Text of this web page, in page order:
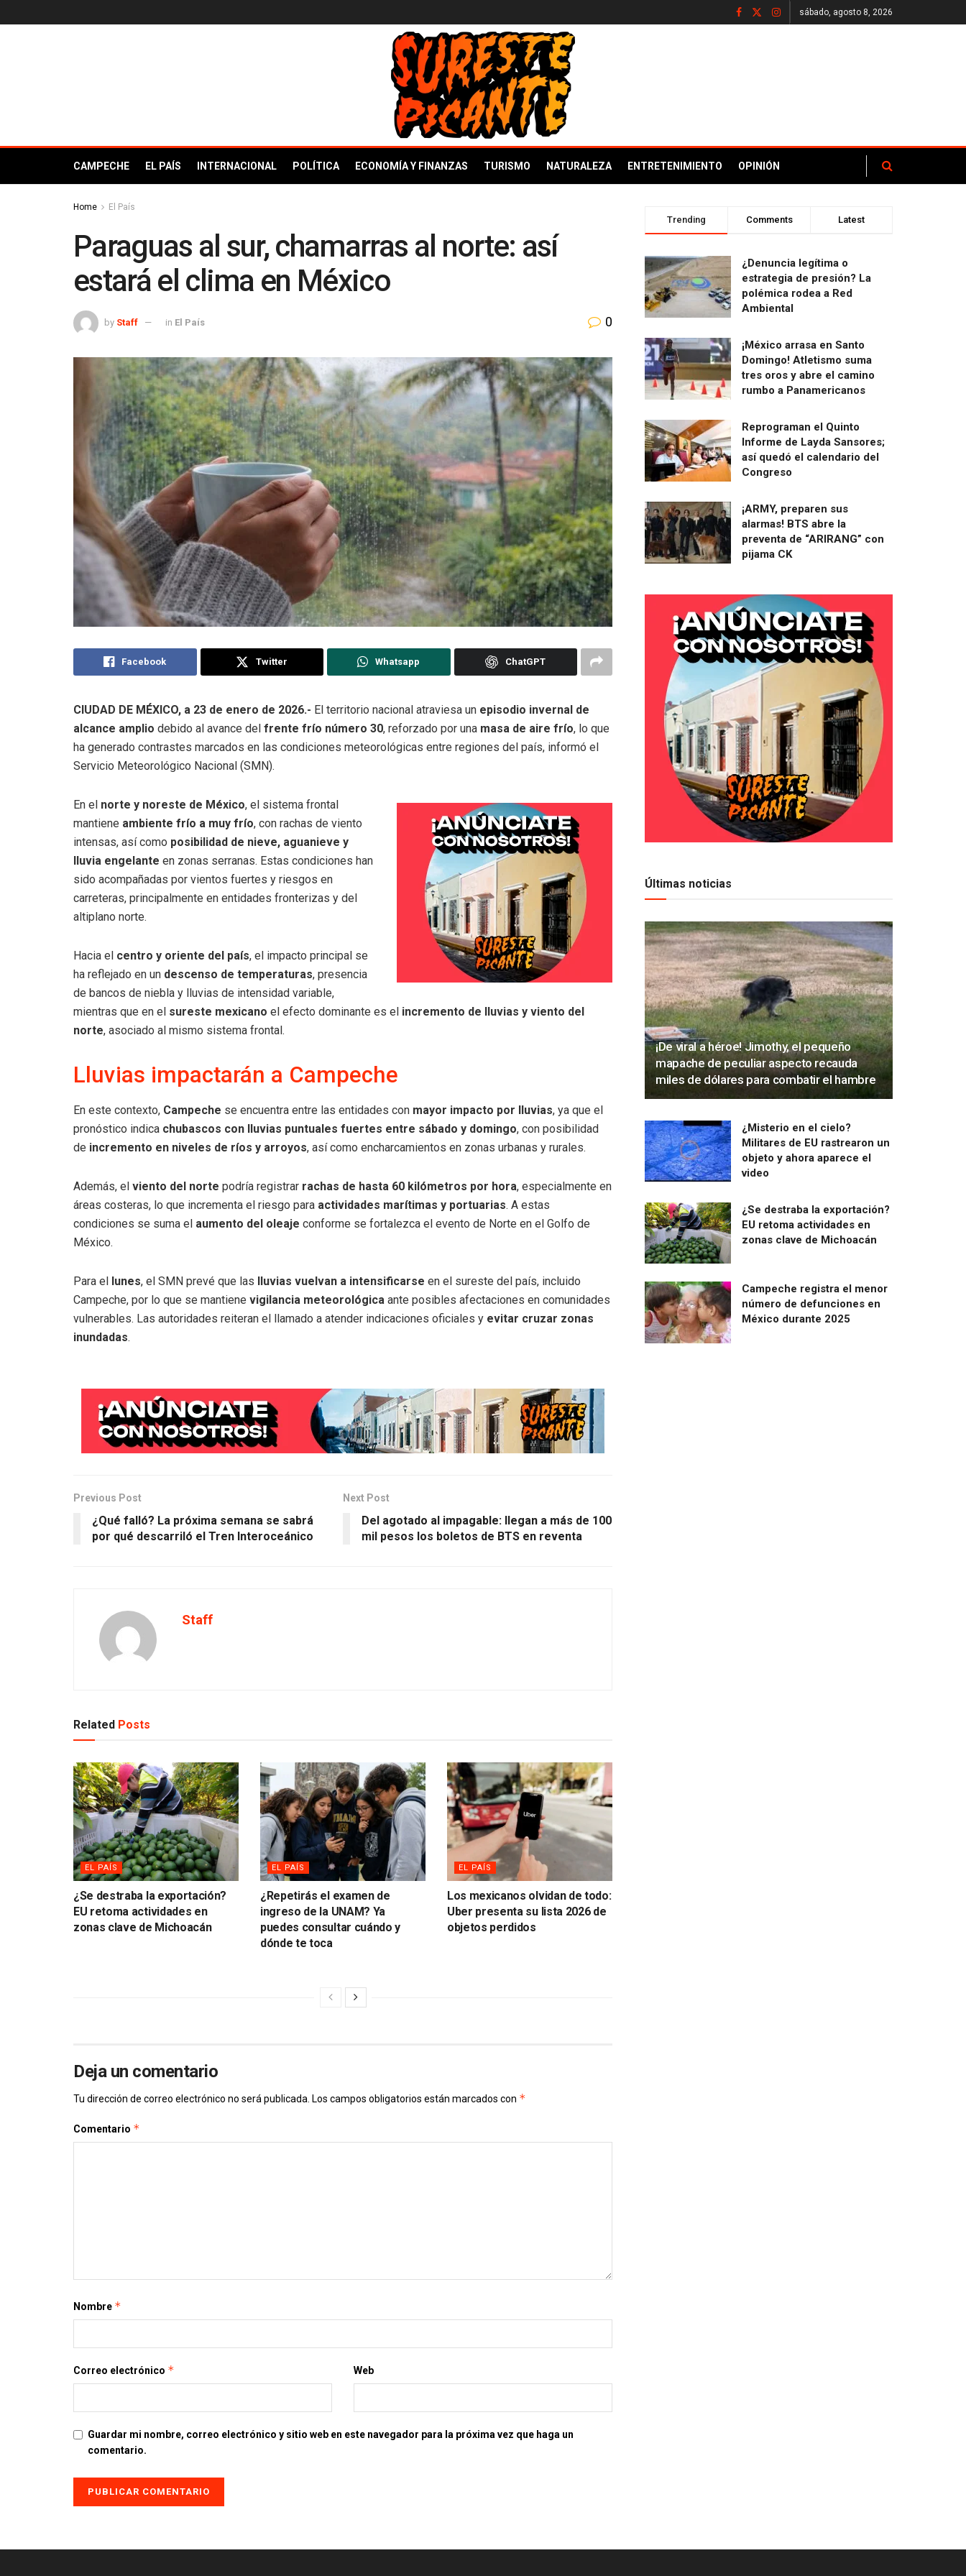
sábado, agosto 8, 2026
CAMPECHE EL PAÍS INTERNACIONAL POLÍTICA ECONOMÍA Y FINANZAS TURISMO NATURALEZA ENTRETENIMIENTO OPINIÓN
Home El País
Paraguas al sur, chamarras al norte: así
estará el clima en México
by Staff in El País 0
Facebook Twitter Whatsapp ChatGPT
CIUDAD DE MÉXICO, a 23 de enero de 2026.- El territorio nacional atraviesa un episodio invernal de
alcance amplio debido al avance del frente frío número 30, reforzado por una masa de aire frío, lo que
ha generado contrastes marcados en las condiciones meteorológicas entre regiones del país, informó el
Servicio Meteorológico Nacional (SMN).
En el norte y noreste de México, el sistema frontal
mantiene ambiente frío a muy frío, con rachas de viento
intensas, así como posibilidad de nieve, aguanieve y
lluvia engelante en zonas serranas. Estas condiciones han
sido acompañadas por vientos fuertes y riesgos en
carreteras, principalmente en entidades fronterizas y del
altiplano norte.
Hacia el centro y oriente del país, el impacto principal se
ha reflejado en un descenso de temperaturas, presencia
de bancos de niebla y lluvias de intensidad variable,
mientras que en el sureste mexicano el efecto dominante es el incremento de lluvias y viento del
norte, asociado al mismo sistema frontal.
Lluvias impactarán a Campeche
En este contexto, Campeche se encuentra entre las entidades con mayor impacto por lluvias, ya que el
pronóstico indica chubascos con lluvias puntuales fuertes entre sábado y domingo, con posibilidad
de incremento en niveles de ríos y arroyos, así como encharcamientos en zonas urbanas y rurales.
Además, el viento del norte podría registrar rachas de hasta 60 kilómetros por hora, especialmente en
áreas costeras, lo que incrementa el riesgo para actividades marítimas y portuarias. A estas
condiciones se suma el aumento del oleaje conforme se fortalezca el evento de Norte en el Golfo de
México.
Para el lunes, el SMN prevé que las lluvias vuelvan a intensificarse en el sureste del país, incluido
Campeche, por lo que se mantiene vigilancia meteorológica ante posibles afectaciones en comunidades
vulnerables. Las autoridades reiteran el llamado a atender indicaciones oficiales y evitar cruzar zonas
inundadas.
Previous Post
¿Qué falló? La próxima semana se sabrá
por qué descarriló el Tren Interoceánico
Next Post
Del agotado al impagable: llegan a más de 100
mil pesos los boletos de BTS en reventa
Staff
Related Posts
EL PAÍS
¿Se destraba la exportación?
EU retoma actividades en
zonas clave de Michoacán
EL PAÍS
¿Repetirás el examen de
ingreso de la UNAM? Ya
puedes consultar cuándo y
dónde te toca
EL PAÍS
Los mexicanos olvidan de todo:
Uber presenta su lista 2026 de
objetos perdidos
Deja un comentario
Tu dirección de correo electrónico no será publicada. Los campos obligatorios están marcados con *
Comentario *
Nombre *
Correo electrónico * Web
Guardar mi nombre, correo electrónico y sitio web en este navegador para la próxima vez que haga un
comentario.
Trending Comments Latest
¿Denuncia legítima o
estrategia de presión? La
polémica rodea a Red
Ambiental
¡México arrasa en Santo
Domingo! Atletismo suma
tres oros y abre el camino
rumbo a Panamericanos
Reprograman el Quinto
Informe de Layda Sansores;
así quedó el calendario del
Congreso
¡ARMY, preparen sus
alarmas! BTS abre la
preventa de “ARIRANG” con
pijama CK
Últimas noticias
¡De viral a héroe! Jimothy, el pequeño
mapache de peculiar aspecto recauda
miles de dólares para combatir el hambre
¿Misterio en el cielo?
Militares de EU rastrearon un
objeto y ahora aparece el
video
¿Se destraba la exportación?
EU retoma actividades en
zonas clave de Michoacán
Campeche registra el menor
número de defunciones en
México durante 2025